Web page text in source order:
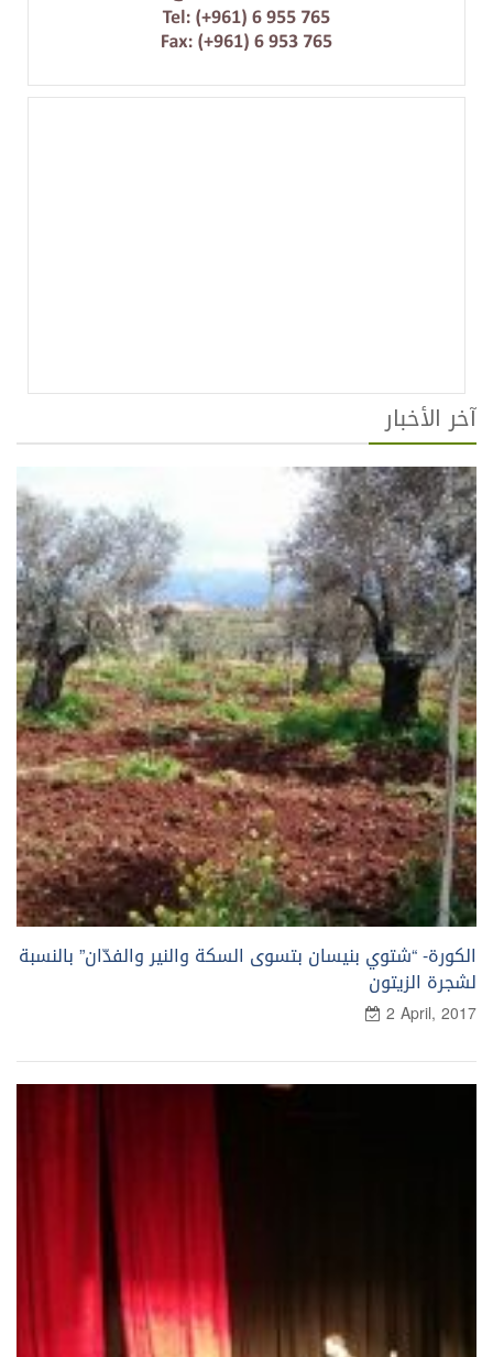
آخر الأخبار
الكورة- “شتوي بنيسان بتسوى السكة والنير والفدّان” بالنسبة
لشجرة الزيتون
2 April, 2017